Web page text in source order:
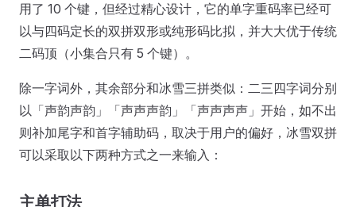
用了 10 个键，但经过精心设计，它的单字重码率已经可
以与四码定长的双拼双形或纯形码比拟，并大大优于传统
二码顶（小集合只有 5 个键）。
除一字词外，其余部分和冰雪三拼类似：二三四字词分别
以「声韵声韵」「声声声韵」「声声声声」开始，如不出
则补加尾字和首字辅助码，取决于用户的偏好，冰雪双拼
可以采取以下两种方式之一来输入：
主单打法